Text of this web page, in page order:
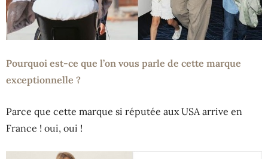
Pourquoi est-ce que l’on vous parle de cette marque
exceptionnelle ?
Parce que cette marque si réputée aux USA arrive en
France ! oui, oui !